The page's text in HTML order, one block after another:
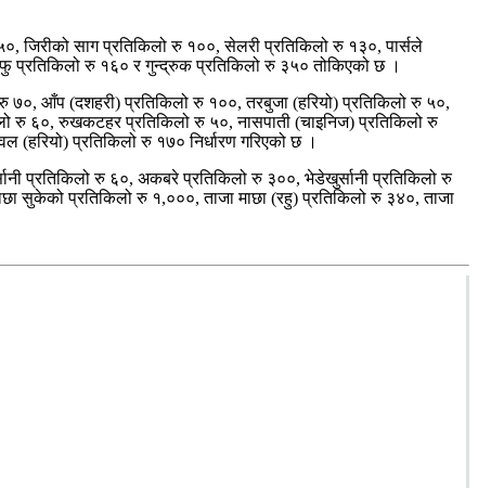
जिरीको साग प्रतिकिलो रु १००, सेलरी प्रतिकिलो रु १३०, पार्सले
प्रतिकिलो रु १६० र गुन्द्रुक प्रतिकिलो रु ३५० तोकिएको छ ।
आँप (दशहरी) प्रतिकिलो रु १००, तरबुजा (हरियो) प्रतिकिलो रु ५०,
रु ६०, रुखकटहर प्रतिकिलो रु ५०, नासपाती (चाइनिज) प्रतिकिलो रु
प्रतिकिलो रु १७० निर्धारण गरिएको छ ।
प्रतिकिलो रु ६०, अकबरे प्रतिकिलो रु ३००, भेडेखुर्सानी प्रतिकिलो रु
सुकेको प्रतिकिलो रु १,०००, ताजा माछा (रहु) प्रतिकिलो रु ३४०, ताजा